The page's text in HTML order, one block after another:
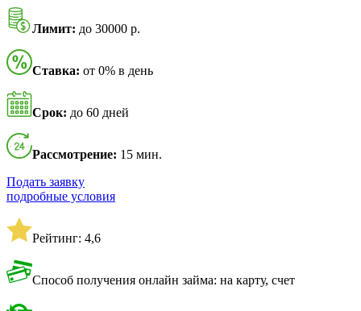
Лимит: до 30000 р.
Ставка: от 0% в день
Срок: до 60 дней
Рассмотрение: 15 мин.
Подать заявку
подробные условия
Рейтинг: 4,6
Способ получения онлайн займа: на карту, счет